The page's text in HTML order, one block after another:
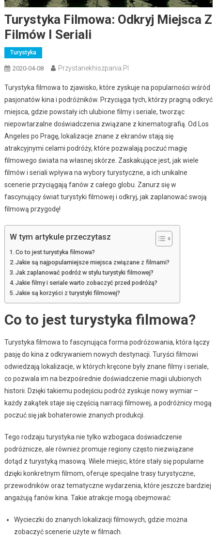
Turystyka Filmowa: Odkryj Miejsca Z
Filmów I Seriali
Turystyka
2020-04-08 Przystanekhiszpania.pl
Turystyka filmowa to zjawisko, które zyskuje na popularności wśród
pasjonatów kina i podróżników. Przyciąga tych, którzy pragną odkryć
miejsca, gdzie powstały ich ulubione filmy i seriale, tworząc
niepowtarzalne doświadczenia związane z kinematografią. Od Los
Angeles po Pragę, lokalizacje znane z ekranów stają się
atrakcyjnymi celami podróży, które pozwalają poczuć magię
filmowego świata na własnej skórze. Zaskakujące jest, jak wiele
filmów i seriali wpływa na wybory turystyczne, a ich unikalne
scenerie przyciągają fanów z całego globu. Zanurz się w
fascynujący świat turystyki filmowej i odkryj, jak zaplanować swoją
filmową przygodę!
W tym artykule przeczytasz
Co to jest turystyka filmowa?
Jakie są najpopularniejsze miejsca związane z filmami?
Jak zaplanować podróż w stylu turystyki filmowej?
Jakie filmy i seriale warto zobaczyć przed podróżą?
Jakie są korzyści z turystyki filmowej?
Co to jest turystyka filmowa?
Turystyka filmowa to fascynująca forma podróżowania, która łączy
pasję do kina z odkrywaniem nowych destynacji. Turyści filmowi
odwiedzają lokalizacje, w których kręcone były znane filmy i seriale,
co pozwala im na bezpośrednie doświadczenie magii ulubionych
historii. Dzięki takiemu podejściu podróż zyskuje nowy wymiar –
każdy zakątek staje się częścią narracji filmowej, a podróżnicy mogą
poczuć się jak bohaterowie znanych produkcji.
Tego rodzaju turystyka nie tylko wzbogaca doświadczenie
podróżnicze, ale również promuje regiony często niezwiązane
dotąd z turystyką masową. Wiele miejsc, które stały się popularne
dzięki konkretnym filmom, oferuje specjalne trasy turystyczne,
przewodników oraz tematyczne wydarzenia, które jeszcze bardziej
angażują fanów kina. Takie atrakcje mogą obejmować:
Wycieczki do znanych lokalizacji filmowych, gdzie można
zobaczyć scenerie użyte w filmach.